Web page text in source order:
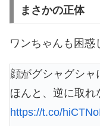
まさかの正体
ワンちゃんも困惑
顔がグシャグシャ
ほんと、逆に取
https://t.co/